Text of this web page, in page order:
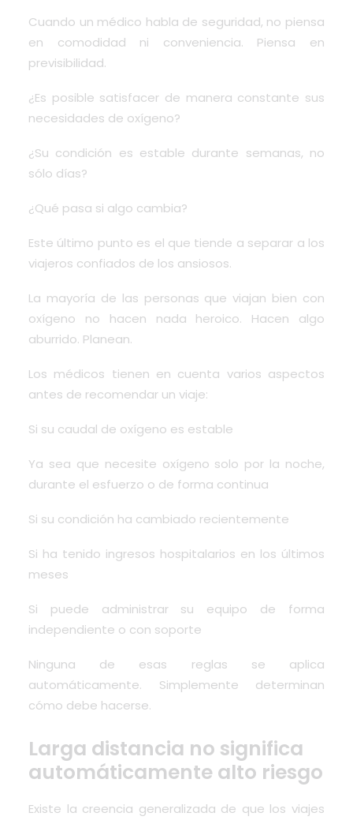
Cuando un médico habla de seguridad, no piensa
en comodidad ni conveniencia. Piensa en
previsibilidad.
¿Es posible satisfacer de manera constante sus
necesidades de oxígeno?
¿Su condición es estable durante semanas, no
sólo días?
¿Qué pasa si algo cambia?
Este último punto es el que tiende a separar a los
viajeros confiados de los ansiosos.
La mayoría de las personas que viajan bien con
oxígeno no hacen nada heroico. Hacen algo
aburrido. Planean.
Los médicos tienen en cuenta varios aspectos
antes de recomendar un viaje:
Si su caudal de oxígeno es estable
Ya sea que necesite oxígeno solo por la noche,
durante el esfuerzo o de forma continua
Si su condición ha cambiado recientemente
Si ha tenido ingresos hospitalarios en los últimos
meses
Si puede administrar su equipo de forma
independiente o con soporte
Ninguna de esas reglas se aplica
automáticamente. Simplemente determinan
cómo debe hacerse.
Larga distancia no significa
automáticamente alto riesgo
Existe la creencia generalizada de que los viajes